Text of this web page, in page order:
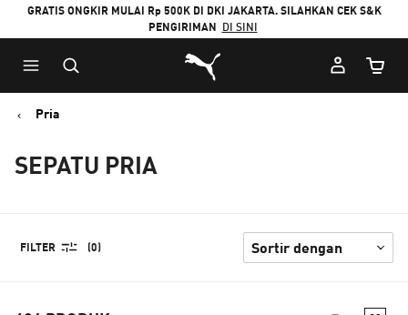
GRATIS ONGKIR MULAI Rp 500K DI DKI JAKARTA. SILAHKAN CEK S&K
PENGIRIMAN DI SINI
Puma Beranda
Pria
SEPATU PRIA
FILTER (0)